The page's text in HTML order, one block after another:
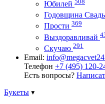
Юбилей
Годовщина
Прости 369
Выздоравливай
Скучаю 291
Email:
Телефон +7 (495) 120-
Есть вопросы?
Букеты